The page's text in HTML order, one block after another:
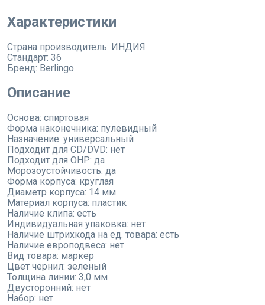
Характеристики
Страна производитель: ИНДИЯ
Стандарт: 36
Бренд: Berlingo
Описание
Основа: спиртовая
Форма наконечника: пулевидный
Назначение: универсальный
Подходит для CD/DVD: нет
Подходит для OHP: да
Морозоустойчивость: да
Форма корпуса: круглая
Диаметр корпуса: 14 мм
Материал корпуса: пластик
Наличие клипа: есть
Индивидуальная упаковка: нет
Наличие штрихкода на ед. товара: есть
Наличие европодвеса: нет
Вид товара: маркер
Цвет чернил: зеленый
Толщина линии: 3,0 мм
Двусторонний: нет
Набор: нет